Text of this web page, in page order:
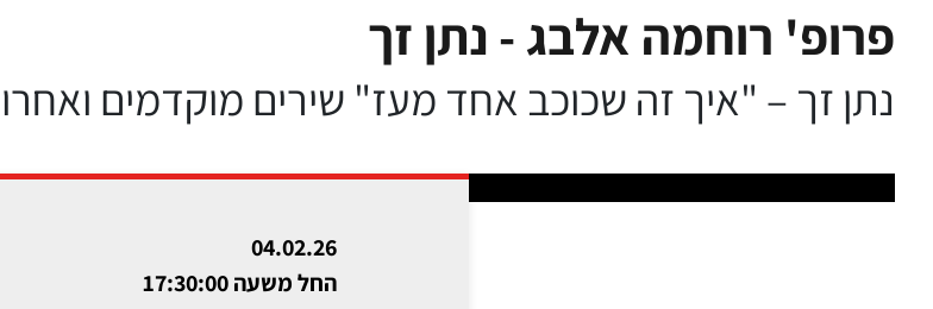
פרופ' רוחמה אלבג - נתן זך
נתן זך – "איך זה שכוכב אחד מעז" שירים מוקדמים
04.02.26
החל משעה 17:30:00